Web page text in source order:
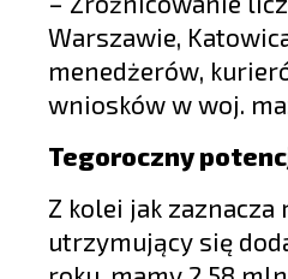
Warszawie,
menedżerów,
wniosków w woj.
Tegoroczny
Z kolei jak
utrzymujący się